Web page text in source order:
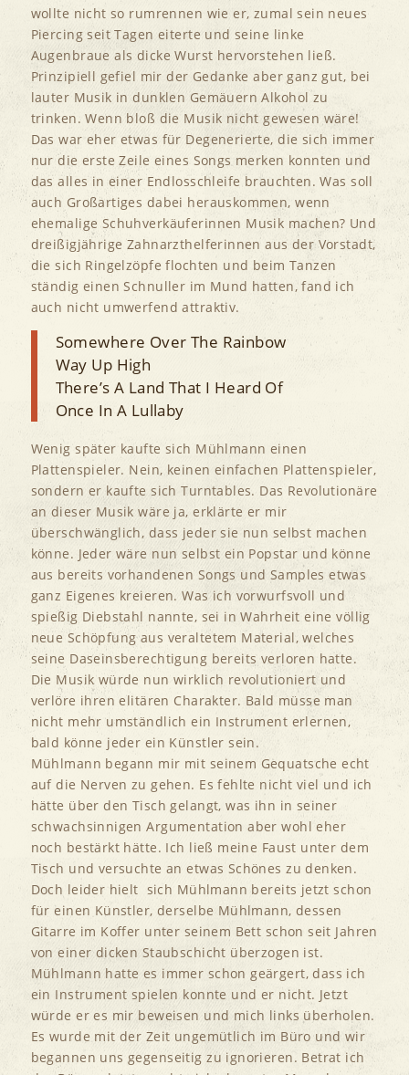
wollte nicht so rumrennen wie er, zumal sein neues
Piercing seit Tagen eiterte und seine linke
Augenbraue als dicke Wurst hervorstehen ließ.
Prinzipiell gefiel mir der Gedanke aber ganz gut, bei
lauter Musik in dunklen Gemäuern Alkohol zu
trinken. Wenn bloß die Musik nicht gewesen wäre!
Das war eher etwas für Degenerierte, die sich immer
nur die erste Zeile eines Songs merken konnten und
das alles in einer Endlosschleife brauchten. Was soll
auch Großartiges dabei herauskommen, wenn
ehemalige Schuhverkäuferinnen Musik machen? Und
dreißigjährige Zahnarzthelferinnen aus der Vorstadt,
die sich Ringelzöpfe flochten und beim Tanzen
ständig einen Schnuller im Mund hatten, fand ich
auch nicht umwerfend attraktiv.
Somewhere Over The Rainbow
Way Up High
There’s A Land That I Heard Of
Once In A Lullaby
Wenig später kaufte sich Mühlmann einen
Plattenspieler. Nein, keinen einfachen Plattenspieler,
sondern er kaufte sich Turntables. Das Revolutionäre
an dieser Musik wäre ja, erklärte er mir
überschwänglich, dass jeder sie nun selbst machen
könne. Jeder wäre nun selbst ein Popstar und könne
aus bereits vorhandenen Songs und Samples etwas
ganz Eigenes kreieren. Was ich vorwurfsvoll und
spießig Diebstahl nannte, sei in Wahrheit eine völlig
neue Schöpfung aus veraltetem Material, welches
seine Daseinsberechtigung bereits verloren hatte.
Die Musik würde nun wirklich revolutioniert und
verlöre ihren elitären Charakter. Bald müsse man
nicht mehr umständlich ein Instrument erlernen,
bald könne jeder ein Künstler sein.
Mühlmann begann mir mit seinem Gequatsche echt
auf die Nerven zu gehen. Es fehlte nicht viel und ich
hätte über den Tisch gelangt, was ihn in seiner
schwachsinnigen Argumentation aber wohl eher
noch bestärkt hätte. Ich ließ meine Faust unter dem
Tisch und versuchte an etwas Schönes zu denken.
Doch leider hielt sich Mühlmann bereits jetzt schon
für einen Künstler, derselbe Mühlmann, dessen
Gitarre im Koffer unter seinem Bett schon seit Jahren
von einer dicken Staubschicht überzogen ist.
Mühlmann hatte es immer schon geärgert, dass ich
ein Instrument spielen konnte und er nicht. Jetzt
würde er es mir beweisen und mich links überholen.
Es wurde mit der Zeit ungemütlich im Büro und wir
begannen uns gegenseitig zu ignorieren. Betrat ich